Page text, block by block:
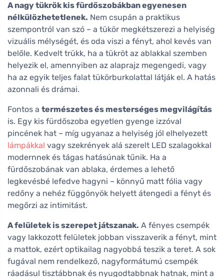
A nagy tükrök kis fürdőszobákban egyenesen
nélkülözhetetlenek. Nem csupán a praktikus
szempontról van szó – a tükör megkétszerezi a helyiség
vizuális mélységét, és oda viszi a fényt, ahol kevés van
belőle. Kedvelt trükk, ha a tükröt az ablakkal szemben
helyezik el, amennyiben az alaprajz megengedi, vagy
ha az egyik teljes falat tükörburkolattal látják el. A hatás
azonnali és drámai.
Fontos a természetes és mesterséges megvilágítás
is. Egy kis fürdőszoba egyetlen gyenge izzóval
pincének hat – míg ugyanaz a helyiség jól elhelyezett
lámpákkal vagy szekrények alá szerelt LED szalagokkal
modernnek és tágas hatásúnak tűnik. Ha a
fürdőszobának van ablaka, érdemes a lehető
legkevésbé lefedve hagyni – könnyű matt fólia vagy
redőny a nehéz függönyök helyett átengedi a fényt és
megőrzi az intimitást.
A felületek is szerepet játszanak. A fényes csempék
vagy lakkozott felületek jobban visszaverik a fényt, mint
a mattok, ezért optikailag nagyobbá teszik a teret. A sok
fugával nem rendelkező, nagyformátumú csempék
ráadásul tisztábbnak és nyugodtabbnak hatnak, mint a